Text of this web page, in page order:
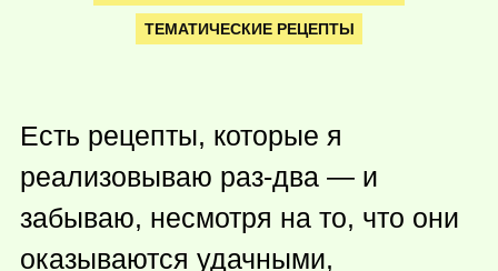
ТЕМАТИЧЕСКИЕ РЕЦЕПТЫ
Есть рецепты, которые я
реализовываю раз-два — и
забываю, несмотря на то, что они
оказываются удачными,